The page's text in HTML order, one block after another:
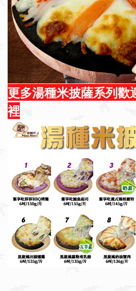
更多湯種米披薩系列
裡